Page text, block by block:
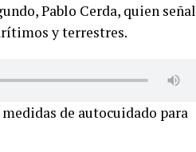
Pablo Cerda, quien
y terrestres.
de autocuidado para